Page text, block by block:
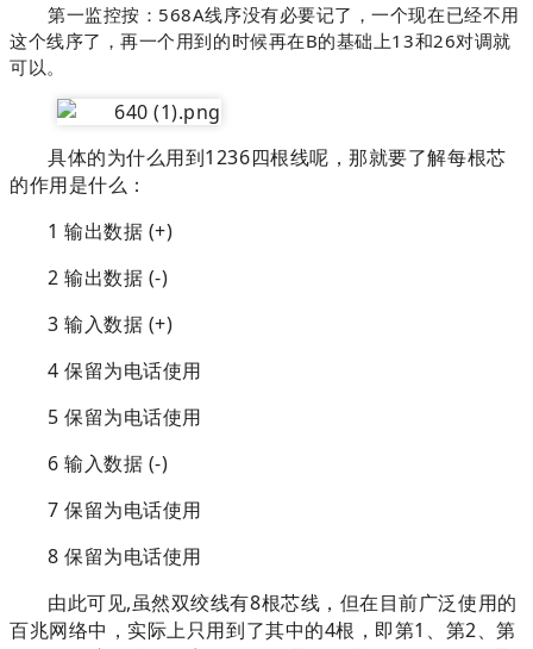
第一监控按： 568A线序没有必要记了，一个现在已经不用
这个线序了，再一个用到的时候再在B的基础上13和26对调就
可以。
具体的为什么用到1236四根线呢，那就要了解每根芯
的作用是什么：
1 输出数据 (+)
2 输出数据 (-)
3 输入数据 (+)
4 保留为电话使用
5 保留为电话使用
6 输入数据 (-)
7 保留为电话使用
8 保留为电话使用
由此可见,虽然双绞线有8根芯线，但在目前广泛使用的
百兆网络中，实际上只用到了其中的4根，即第1、第2、第